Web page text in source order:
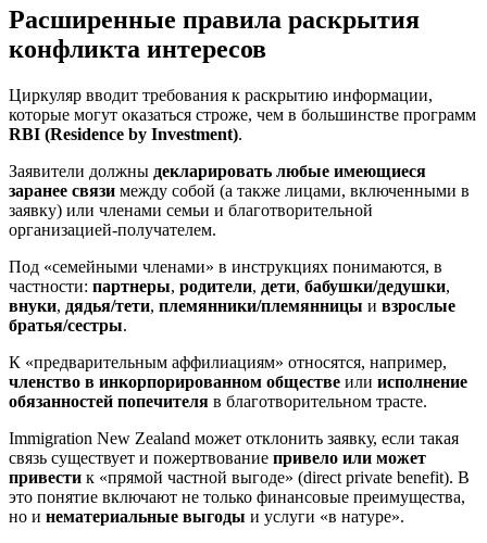
Расширенные правила раскрытия
конфликта интересов
Циркуляр вводит требования к раскрытию информации,
которые могут оказаться строже, чем в большинстве программ
RBI (Residence by Investment).
Заявители должны декларировать любые имеющиеся
заранее связи между собой (а также лицами, включенными в
заявку) или членами семьи и благотворительной
организацией-получателем.
Под «семейными членами» в инструкциях понимаются, в
частности: партнеры, родители, дети, бабушки/дедушки,
внуки, дядья/тети, племянники/племянницы и взрослые
братья/сестры.
К «предварительным аффилиациям» относятся, например,
членство в инкорпорированном обществе или исполнение
обязанностей попечителя в благотворительном трасте.
Immigration New Zealand может отклонить заявку, если такая
связь существует и пожертвование привело или может
привести к «прямой частной выгоде» (direct private benefit). В
это понятие включают не только финансовые преимущества,
но и нематериальные выгоды и услуги «в натуре».